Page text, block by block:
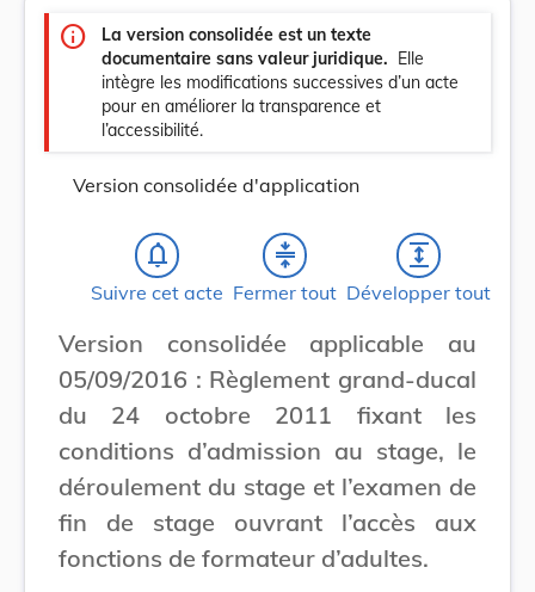
info
La version consolidée est un texte
documentaire sans valeur juridique. Elle
intègre les modifications successives d’un acte
pour en améliorer la transparence et
l’accessibilité.
Version consolidée d'application
notifications_none
Suivre cet acte
compress
Fermer tout
expand
Développer tout
Version consolidée applicable au
05/09/2016 : Règlement grand-ducal
du 24 octobre 2011 fixant les
conditions d’admission au stage, le
déroulement du stage et l’examen de
fin de stage ouvrant l’accès aux
fonctions de formateur d’adultes.